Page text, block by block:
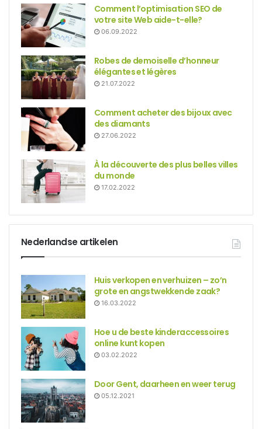
Comment l’optimisation SEO de
votre site Web aide-t-elle?
06.09.2022
Robes de demoiselle d’honneur
élégantes et légères
21.07.2022
Comment acheter des bijoux avec
des diamants
27.06.2022
À la découverte des plus belles villes
du monde
17.02.2022
Nederlandse artikelen
Huis verkopen en verhuizen – zo’n
grote en angstwekkende zaak?
16.03.2022
Hoe u de beste kinderaccessoires
online kunt kopen
03.02.2022
Door Gent, daarheen en weer terug
05.12.2021